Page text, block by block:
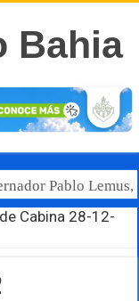
Pablo
Cabina 28-12-